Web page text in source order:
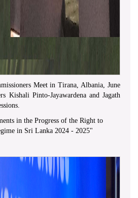
Meet in Tirana, Albania, June
Kishali Pinto-Jayawardena and Jagath
in the Progress of the Right to
in Sri Lanka 2024 - 2025"